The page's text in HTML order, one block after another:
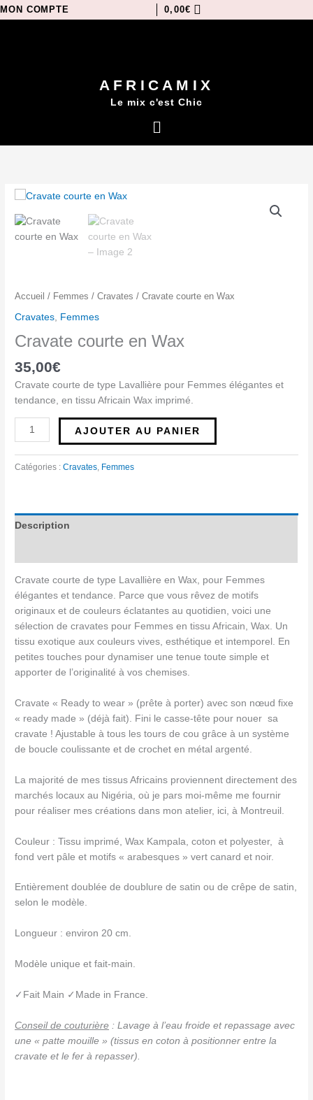
Aller
au
MON COMPTE 0,00€
AFRICAMIX
Le mix c'est Chic
Menu
Accueil / Femmes /Cravates / Cravate courte en Wax
Cravates, Femmes
Cravate courte en Wax
35,00€
Cravate courte de type Lavallière pour Femmes élégantes et
tendance, en tissu Africain Wax imprimé.
quantité
Cravate
courte
AJOUTER AU PANIER
Catégories :Cravates, Femmes
Description
Cravate courte de type Lavallière en Wax, pour Femmes
élégantes et tendance. Parce que vous rêvez de motifs
originaux et de couleurs éclatantes au quotidien, voici une
sélection de cravates pour Femmes en tissu Africain, Wax. Un
tissu exotique aux couleurs vives, esthétique et intemporel. En
petites touches pour dynamiser une tenue toute simple et
apporter de l’originalité à vos chemises.
Cravate « Ready to wear » (prête à porter) avec son nœud fixe
« ready made » (déjà fait). Fini le casse-tête pour nouer sa
cravate ! Ajustable à tous les tours de cou grâce à un système
de boucle coulissante et de crochet en métal argenté.
La majorité de mes tissus Africains proviennent directement des
marchés locaux au Nigéria, où je pars moi-même me fournir
pour réaliser mes créations dans mon atelier, ici, à Montreuil.
Couleur : Tissu imprimé, Wax Kampala, coton et polyester, à
fond vert pâle et motifs « arabesques » vert canard et noir.
Entièrement doublée de doublure de satin ou de crêpe de satin,
selon le modèle.
Longueur : environ 20 cm.
Modèle unique et fait-main.
✓Fait Main ✓Made in France.
Conseil de couturière : Lavage à l’eau froide et repassage avec
une « patte mouille » (tissus en coton à positionner entre la
cravate et le fer à repasser).